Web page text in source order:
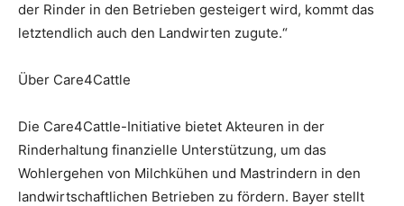
der Rinder in den Betrieben gesteigert wird, kommt das
letztendlich auch den Landwirten zugute.“
Über Care4Cattle
Die Care4Cattle-Initiative bietet Akteuren in der
Rinderhaltung finanzielle Unterstützung, um das
Wohlergehen von Milchkühen und Mastrindern in den
landwirtschaftlichen Betrieben zu fördern. Bayer stellt